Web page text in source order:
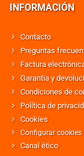
INFORMACIÓN
Contacto
Preguntas
Factura
Garantía y
Condiciones de
Política de
Cookies
Configurar cookies
Canal ético